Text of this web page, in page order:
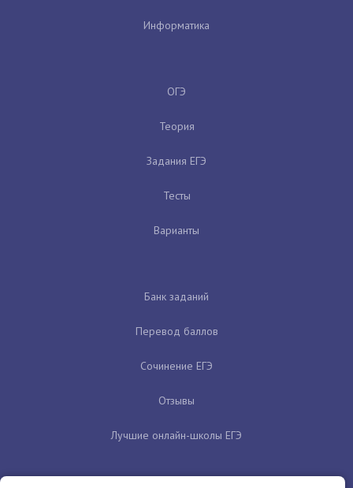
Информатика
ОГЭ
Теория
Задания ЕГЭ
Тесты
Варианты
Банк заданий
Перевод баллов
Сочинение ЕГЭ
Отзывы
Лучшие онлайн-школы ЕГЭ